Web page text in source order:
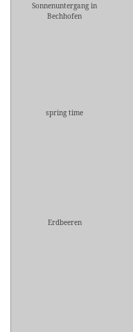
Sonnenuntergang in
Bechhofen
spring time
Erdbeeren